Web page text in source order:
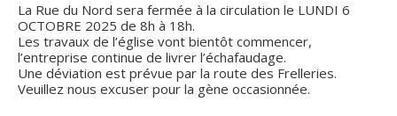
La Rue du Nord sera fermée à la circulation le LUNDI 6
OCTOBRE 2025 de 8h à 18h.
Les travaux de l’église vont bientôt commencer,
l’entreprise continue de livrer l’échafaudage.
Une déviation est prévue par la route des Frelleries.
Veuillez nous excuser pour la gène occasionnée.